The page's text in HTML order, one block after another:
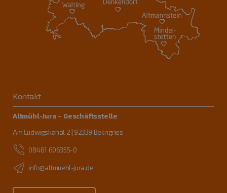
Kontakt
Altmühl-Jura – Geschäftsstelle
Am Ludwigskanal 2 | 92339 Beilngries
08461 606355-0
info@altmuehl-jura.de